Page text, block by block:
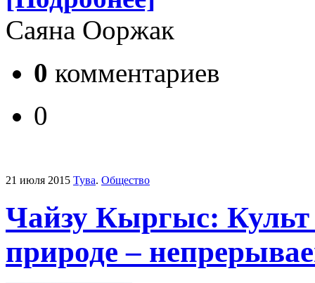
Саяна Ооржак
0 комментариев
0
21 июля 2015 Тува. Общество
Чайзу Кыргыс: Культ
природе –